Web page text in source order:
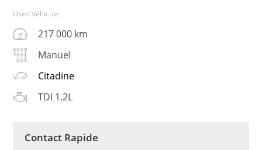
Used Véhicule
217 000 km
Manuel
Citadine
TDI 1.2L
Contact Rapide